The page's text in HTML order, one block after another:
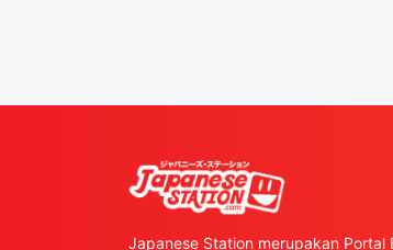
Japanese Station merupakan Portal